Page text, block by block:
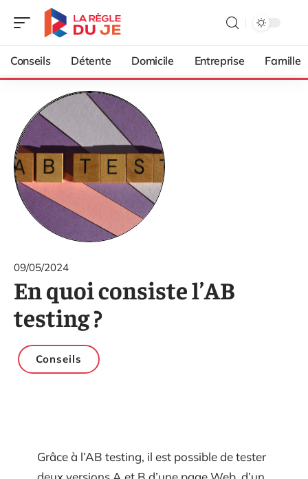
Conseils Détente Domicile Entreprise Famille
09/05/2024
En quoi consiste l’AB
testing ?
Conseils
Grâce à l’AB testing, il est possible de tester